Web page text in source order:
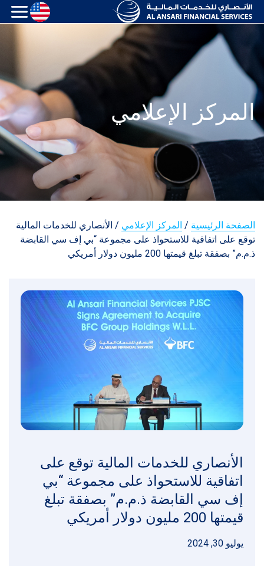
المركز الإعلامي
الصفحة الرئيسية / المركز الإعلامي / الأنصاري للخدمات المالية
توقع على اتفاقية للاستحواذ على مجموعة “بي إف سي القابضة
ذ.م.م” بصفقة تبلغ قيمتها 200 مليون دولار أمريكي
الأنصاري للخدمات المالية توقع على
اتفاقية للاستحواذ على مجموعة “بي
إف سي القابضة ذ.م.م” بصفقة تبلغ
قيمتها 200 مليون دولار أمريكي
يوليو 30, 2024